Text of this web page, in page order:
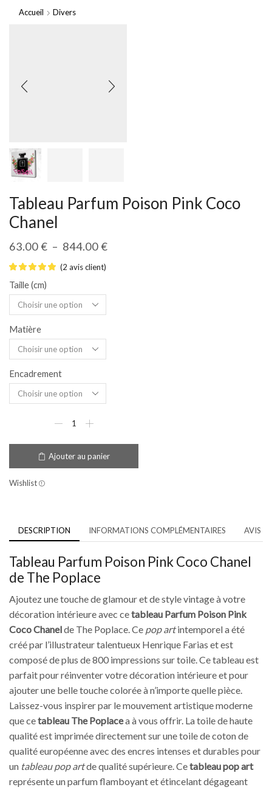
Accueil Divers
Tableau Parfum Poison Pink Coco
Chanel
63.00€ – 844.00€
(2 avis client)
Taille (cm)
Matière
Encadrement
Ajouter au panier
Wishlist
DESCRIPTION INFORMATIONS COMPLÉMENTAIRES AVIS (2)
Tableau Parfum Poison Pink Coco Chanel
de The Poplace
Ajoutez une touche de glamour et de style vintage à votre
décoration intérieure avec cetableau Parfum Poison Pink
Coco Chanelde The Poplace. Ce pop artintemporel a été
créé par l’illustrateur talentueux Henrique Farias et est
composé de plus de 800 impressions sur toile. Ce tableau est
parfait pour réinventer votre décoration intérieure et pour
ajouter une belle touche colorée à n’importe quelle pièce.
Laissez-vous inspirer par le mouvement artistique moderne
que cetableau The Poplacea à vous offrir. La toile de haute
qualité est imprimée directement sur une toile de coton de
qualité européenne avec des encres intenses et durables pour
un tableau pop artde qualité supérieure. Cetableau pop art
représente un parfum flamboyant et étincelant dégageant